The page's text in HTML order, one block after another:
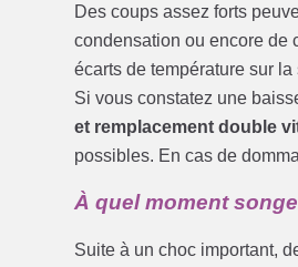
Des coups assez forts
condensation ou encore de
écarts de température sur
Si vous constatez une
et remplacement double
possibles. En cas de
À quel moment
Suite à un choc important,